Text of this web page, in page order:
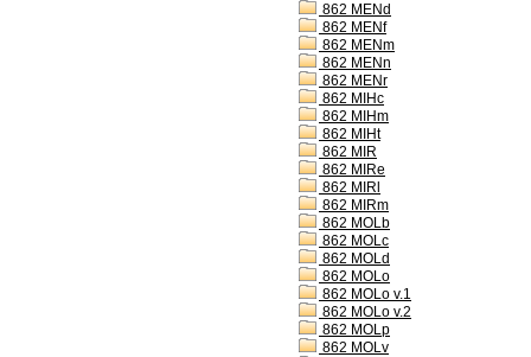
862 MENd
862 MENf
862 MENm
862 MENn
862 MENr
862 MIHc
862 MIHm
862 MIHt
862 MIR
862 MIRe
862 MIRl
862 MIRm
862 MOLb
862 MOLc
862 MOLd
862 MOLo
862 MOLo v.1
862 MOLo v.2
862 MOLp
862 MOLv